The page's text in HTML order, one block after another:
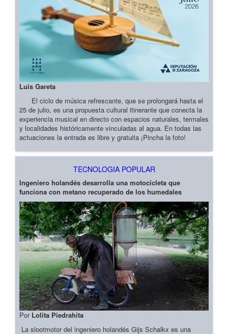
Luis Gareta
El ciclo de música refrescante, que se prolongará hasta el
25 de julio, es una propuesta cultural itinerante que conecta la
experiencia musical en directo con espacios naturales, termales
y localidades históricamente vinculadas al agua. En todas las
actuaciones la entrada es libre y gratuita ¡Pincha la foto!
TECNOLOGIA POPULAR
Ingeniero holandés desarrolla una motocicleta que
funciona con metano recuperado de los humedales
Por Lolita Piedrahita
La slootmotor del ingeniero holandés Gijs Schalkx es una